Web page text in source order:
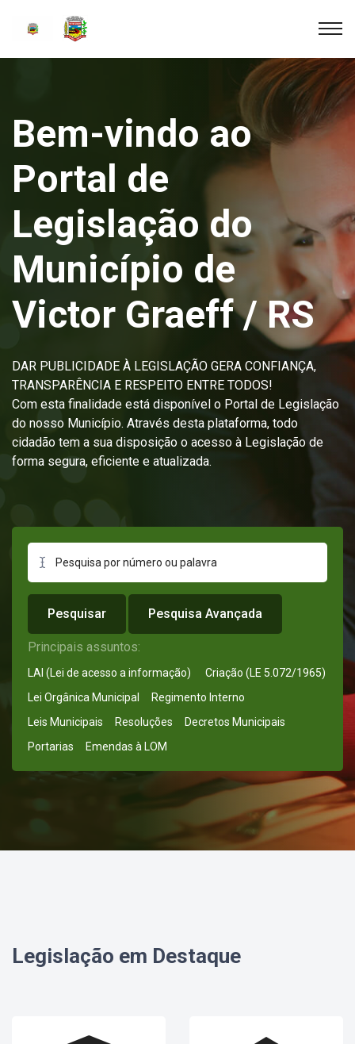
Bem-vindo ao
Portal de
Legislação do
Município de
Victor Graeff / RS
DAR PUBLICIDADE À LEGISLAÇÃO GERA CONFIANÇA,
TRANSPARÊNCIA E RESPEITO ENTRE TODOS!
Com esta finalidade está disponível o Portal de Legislação
do nosso Município. Através desta plataforma, todo
cidadão tem a sua disposição o acesso à Legislação de
forma segura, eficiente e atualizada.
Pesquisar Pesquisa Avançada
Principais assuntos:
LAI (Lei de acesso a informação)
Criação (LE 5.072/1965)
Lei Orgânica Municipal
Regimento Interno
Leis Municipais
Resoluções
Decretos Municipais
Portarias
Emendas à LOM
Legislação em Destaque